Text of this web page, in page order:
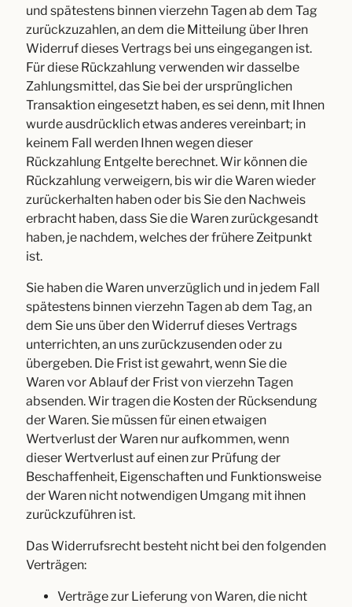
und spätestens binnen vierzehn Tagen ab dem Tag
zurückzuzahlen, an dem die Mitteilung über Ihren
Widerruf dieses Vertrags bei uns eingegangen ist.
Für diese Rückzahlung verwenden wir dasselbe
Zahlungsmittel, das Sie bei der ursprünglichen
Transaktion eingesetzt haben, es sei denn, mit Ihnen
wurde ausdrücklich etwas anderes vereinbart; in
keinem Fall werden Ihnen wegen dieser
Rückzahlung Entgelte berechnet. Wir können die
Rückzahlung verweigern, bis wir die Waren wieder
zurückerhalten haben oder bis Sie den Nachweis
erbracht haben, dass Sie die Waren zurückgesandt
haben, je nachdem, welches der frühere Zeitpunkt
ist.
Sie haben die Waren unverzüglich und in jedem Fall
spätestens binnen vierzehn Tagen ab dem Tag, an
dem Sie uns über den Widerruf dieses Vertrags
unterrichten, an uns zurückzusenden oder zu
übergeben. Die Frist ist gewahrt, wenn Sie die
Waren vor Ablauf der Frist von vierzehn Tagen
absenden. Wir tragen die Kosten der Rücksendung
der Waren. Sie müssen für einen etwaigen
Wertverlust der Waren nur aufkommen, wenn
dieser Wertverlust auf einen zur Prüfung der
Beschaffenheit, Eigenschaften und Funktionsweise
der Waren nicht notwendigen Umgang mit ihnen
zurückzuführen ist.
Das Widerrufsrecht besteht nicht bei den folgenden
Verträgen:
Verträge zur Lieferung von Waren, die nicht